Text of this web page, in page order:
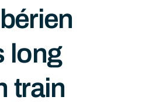
long
train